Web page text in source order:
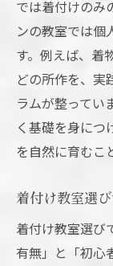
では着付けのみ
ンの教室では個
す。例えば、着
どの所作を、実
ラムが整ってい
く基礎を身につ
を自然に育むこ
着付け教室選
着付け教室選び
有無」と「初心